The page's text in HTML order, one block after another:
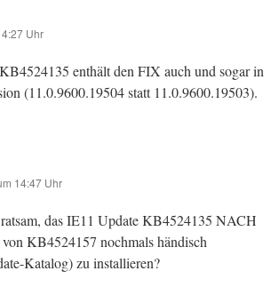
Uhr
enthält den FIX auch und sogar in
(11.0.9600.19504 statt 11.0.9600.19503).
14:47 Uhr
das IE11 Update KB4524135 NACH
KB4524157 nochmals händisch
Katalog) zu installieren?